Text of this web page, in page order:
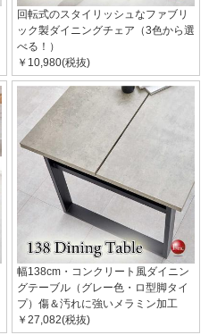
回転式のスタイリッシュなファブリ
ック製ダイニングチェア（3色から選
べる！）
￥10,980(税抜)
幅138cm・コンクリート風ダイニン
グテーブル（グレー色・ロ型脚タイ
プ）傷＆汚れに強いメラミン加工
￥27,082(税抜)